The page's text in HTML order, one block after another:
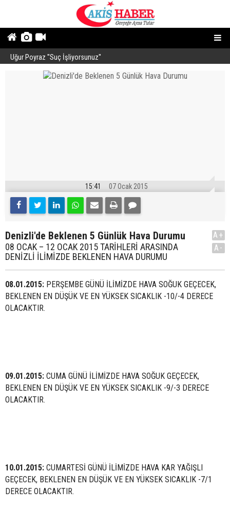
Uğur Poyraz ''Suç İşliyorsunuz''
15:41 07 Ocak 2015
Denizli'de Beklenen 5 Günlük Hava Durumu
08 OCAK – 12 OCAK 2015 TARİHLERİ ARASINDA
DENİZLİ İLİMİZDE BEKLENEN HAVA DURUMU
A+
A-
08.01.2015: PERŞEMBE GÜNÜ İLİMİZDE HAVA SOĞUK GEÇECEK,
BEKLENEN EN DÜŞÜK VE EN YÜKSEK SICAKLIK -10/-4 DERECE
OLACAKTIR.
09.01.2015: CUMA GÜNÜ İLİMİZDE HAVA SOĞUK GEÇECEK,
BEKLENEN EN DÜŞÜK VE EN YÜKSEK SICAKLIK -9/-3 DERECE
OLACAKTIR.
10.01.2015: CUMARTESİ GÜNÜ İLİMİZDE HAVA KAR YAĞIŞLI
GEÇECEK, BEKLENEN EN DÜŞÜK VE EN YÜKSEK SICAKLIK -7/1
DERECE OLACAKTIR.